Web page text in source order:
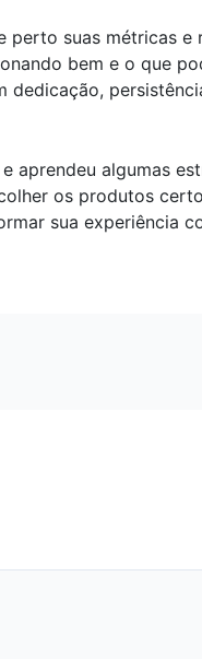
perto suas métricas e
bem e o que
dedicação,
aprendeu algumas
os produtos
sua experiência